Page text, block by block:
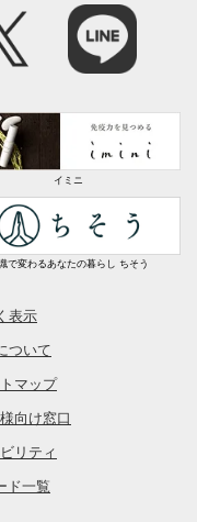
イミニ
で変わるあなたの暮らし ちそう
表示
ついて
マップ
向け窓口
リティ
ド一覧